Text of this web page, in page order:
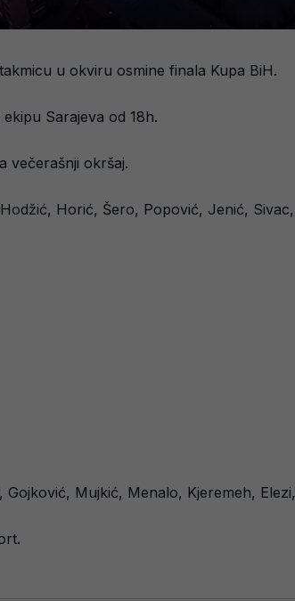
u okviru osmine finala Kupa BiH.
Sarajeva od 18h.
večerašnji okršaj.
Horić, Šero, Popović, Jenić,
Mujkić, Menalo, Kjeremeh,